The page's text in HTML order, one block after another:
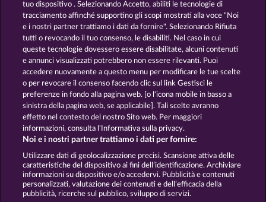
Note legali Società FAQ
Invia richiesta di recesso
I giochi social da casinò sono volti esclusivamente
all'intrattenimento e non esercitano alcuna
influenza sull’eventuale futuro utilizzo di giochi
d'azzardo con denaro reale.
©2026 Whow Games GmbH
tuo dispositivo . Selezionando Accetto, abiliti le tecnologie di
tracciamento affinché supportino gli scopi mostrati alla voce "Noi
e i nostri partner trattiamo i dati da fornire". Selezionando Rifiuta
tutti o revocando il tuo consenso, le disabiliti. Nel caso in cui
queste tecnologie dovessero essere disabilitate, alcuni contenuti
e annunci visualizzati potrebbero non essere rilevanti. Puoi
accedere nuovamente a questo menu per modificare le tue scelte
o per revocare il consenso facendo clic sul link Gestisci le
preferenze in fondo alla pagina web. [o l'icona mobile in basso a
sinistra della pagina web, se applicabile]. Tali scelte avranno
effetto nel contesto del nostro Sito web. Per maggiori
informazioni, consulta l'Informativa sulla privacy.
Noi e i nostri partner trattiamo i dati per fornire:
Utilizzare dati di geolocalizzazione precisi. Scansione attiva delle
caratteristiche del dispositivo ai fini dell’identificazione. Archiviare
informazioni su dispositivo e/o accedervi. Pubblicità e contenuti
personalizzati, valutazione dei contenuti e dell’efficacia della
pubblicità, ricerche sul pubblico, sviluppo di servizi.